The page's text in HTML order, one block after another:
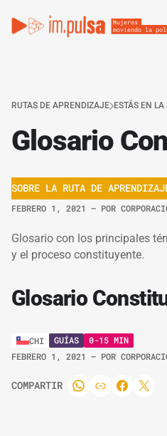
RUTAS DE APRENDIZAJE ESTÁS EN
Glosario
SOBRE LA RUTA DE
FEBRERO 1, 2021 – POR
Glosario con los principales
y el proceso constituyente.
Glosario
CHI GUÍAS
0-15 MIN
FEBRERO 1, 2021 – POR
COMPARTIR